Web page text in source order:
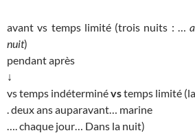
avant vs temps limité (trois nuits : …
nuit)
pendant après
↓
vs temps indéterminévstemps limité
. deux ans auparavant… marine
…. chaque jour… Dans la nuit)